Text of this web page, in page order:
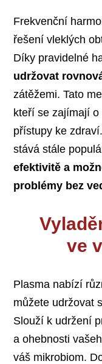
Frekvenční
řešení vleklých
Díky pravidelné
udržovat
zátěžemi. Tato
kteří se zajímají
přístupy ke
stává stále
efektivitě a
problémy bez
ve
Plasma nabízí
můžete udržovat
Slouží k udržení
a ohebnosti
váš mikrobiom.